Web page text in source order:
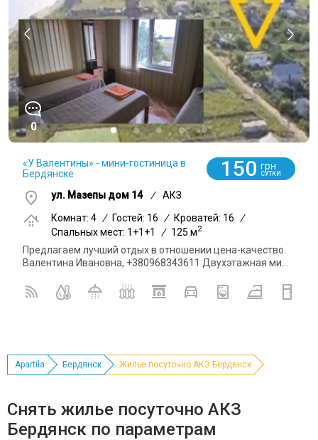
0
«У Валентины» - мини-гостиница в
Бердянске
150 грн
СУТКИ
ул. Мазепы дом 14 /
АКЗ
Комнат: 4 / Гостей: 16 / Кроватей: 16 /
Спальных мест: 1+1+1
/ 125 м2
Предлагаем лучший отдых в отношении цена-качество.
Валентина Ивановна, +380968343611 Двухэтажная ми...
Apartila Бердянск Жилье посуточно АКЗ Бердянск
Снять жилье посуточно АКЗ
Бердянск по параметрам